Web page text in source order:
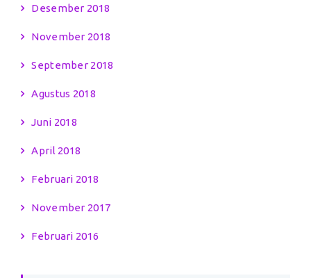
Desember 2018
November 2018
September 2018
Agustus 2018
Juni 2018
April 2018
Februari 2018
November 2017
Februari 2016